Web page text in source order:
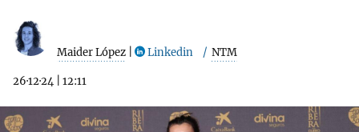
Maider López Linkedin NTM
26·12·24 12:11